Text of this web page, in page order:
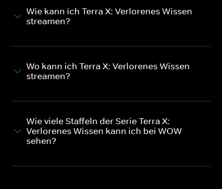
Wie kann ich Terra X: Verlorenes Wissen
streamen?
Wo kann ich Terra X: Verlorenes Wissen
streamen?
Wie viele Staffeln der Serie Terra X:
Verlorenes Wissen kann ich bei WOW
sehen?